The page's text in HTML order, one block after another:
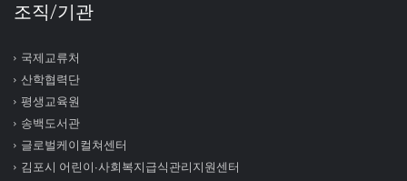
조직/기관
국제교류처
산학협력단
평생교육원
송백도서관
글로벌케이컬쳐센터
김포시 어린이∙사회복지급식관리지원센터